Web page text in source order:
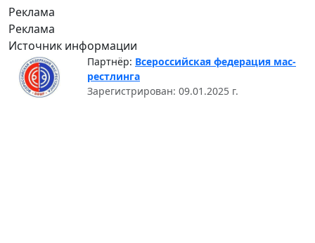
Реклама
Реклама
Источник информации
Партнёр: Всероссийская федерация мас-
рестлинга
Зарегистрирован: 09.01.2025 г.